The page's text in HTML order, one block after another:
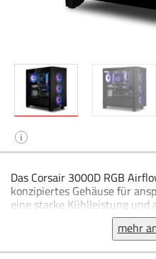
i
Das Corsair 3000D RGB
konzipiertes Gehäuse für
eine starke Kühlleistung und
Mit seinem luftdurchlässigen
für eine optimale
mehr